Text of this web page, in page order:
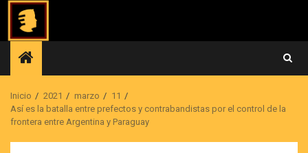
Saltar
contenido
Inicio 2021 marzo
11
Así es la batalla entre prefectos y contrabandistas por el control de la
frontera entre Argentina y Paraguay